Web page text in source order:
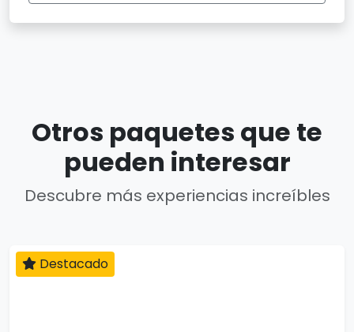
Otros paquetes que te
pueden interesar
Descubre más experiencias increíbles
Destacado